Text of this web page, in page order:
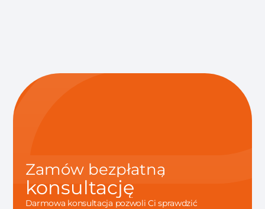
Zamów bezpłatną
konsultację
Darmowa konsultacja pozwoli Ci sprawdzić